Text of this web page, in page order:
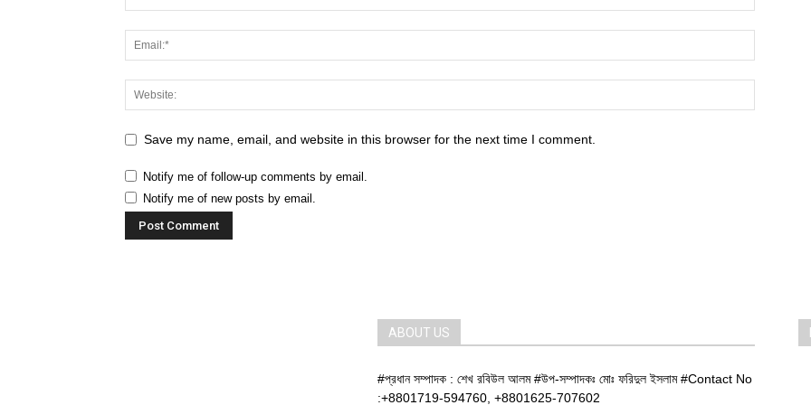
Save my name, email, and website in this browser for the next time I comment.
Notify me of follow-up comments by email.
Notify me of new posts by email.
ABOUT US
#প্রধান সম্পাদক : শেখ রবিউল আলম #উপ-সম্পাদকঃ মোঃ ফরিদুল ইসলাম #Contact No
:+8801719-594760, +8801625-707602